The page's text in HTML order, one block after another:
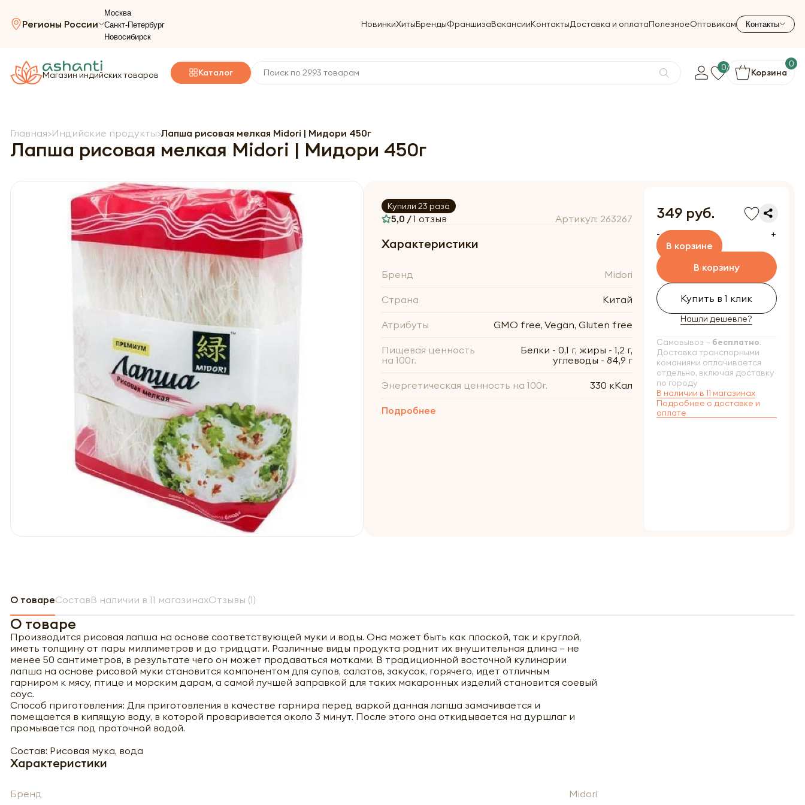
Регионы России
Москва
Санкт-Петербург
Новосибирск
НовинкиХитыБрендыФраншизаВакансииКонтактыДоставка и оплатаПолезноеОптовикам Контакты
Магазин индийских товаров Каталог 0 Корзина
0
Главная Индийские продукты Лапша рисовая мелкая Midori | Мидори 450г
Лапша рисовая мелкая Midori | Мидори 450г
Купили 23 раза
5,0 /1 отзыв Артикул: 263267
Характеристики
Бренд Midori
Страна Китай
Атрибуты GMO free, Vegan, Gluten free
Пищевая ценность
на 100г.
Белки - 0,1 г, жиры - 1,2 г,
углеводы - 84,9 г
Энергетическая ценность на 100г. 330 кКал
Подробнее
349 руб.
-
+
В корзине
В корзину
Купить в 1 клик
Нашли дешевле?
Самовывоз – бесплатно.
Доставка транспорными
команиями оплачивается
отдельно, включая доставку
по городу
В наличии в 11 магазинах
Подробнее о доставке и
оплате
О товареСоставВ наличии в 11 магазинахОтзывы (1)
О товаре
Производится рисовая лапша на основе соответствующей муки и воды. Она может быть как плоской, так и круглой,
иметь толщину от пары миллиметров и до тридцати. Различные виды продукта роднит их внушительная длина – не
менее 50 сантиметров, в результате чего он может продаваться мотками. В традиционной восточной кулинарии
лапша на основе рисовой муки становится компонентом для супов, салатов, закусок, горячего, идет отличным
гарниром к мясу, птице и морским дарам, а самой лучшей заправкой для таких макаронных изделий становится соевый
соус.
Способ приготовления: Для приготовления в качестве гарнира перед варкой данная лапша замачивается и
помещается в кипящую воду, в которой проваривается около 3 минут. После этого она откидывается на дуршлаг и
промывается под проточной водой.
Состав: Рисовая мука, вода
Характеристики
Бренд Midori